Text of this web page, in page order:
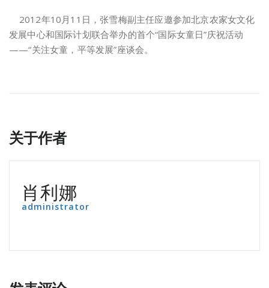
2012年10月11日，张雪梅副主任应邀参加北京农家女文化
发展中心和国际计划联合举办的首个“国际女童日”庆祝活动
——“关注女童，平等发展”座谈会。
关于作者
肖利娜
administrator